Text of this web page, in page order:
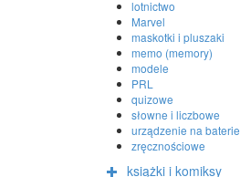
lotnictwo
Marvel
maskotki i pluszaki
memo (memory)
modele
PRL
quizowe
słowne i liczbowe
urządzenie na baterie
zręcznościowe
książki i komiksy